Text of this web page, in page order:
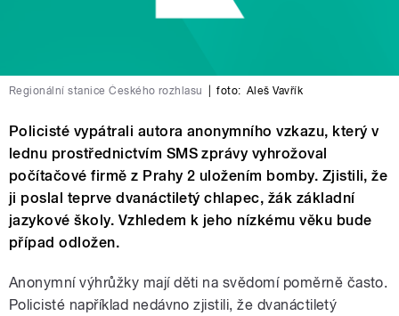
Regionální stanice Českého rozhlasu foto: Aleš Vavřík
Policisté vypátrali autora anonymního vzkazu, který v
lednu prostřednictvím SMS zprávy vyhrožoval
počítačové firmě z Prahy 2 uložením bomby. Zjistili, že
ji poslal teprve dvanáctiletý chlapec, žák základní
jazykové školy. Vzhledem k jeho nízkému věku bude
případ odložen.
Anonymní výhrůžky mají děti na svědomí poměrně často.
Policisté například nedávno zjistili, že dvanáctiletý